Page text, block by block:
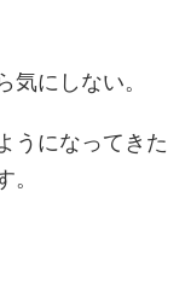
気にしない。
うになってきた